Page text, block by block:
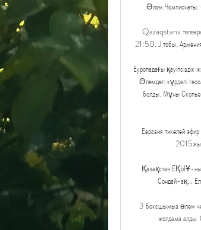
Әлем
Qazaqstan»
21:50. J тобы.
Еуропадағы
Әлемдегі күрделі
болды. Мұны
Евразия тикелей
Қазақстан ЕҚЫҰ-
Сондай-ақ...
3 боксшымыз әлем
жолдама